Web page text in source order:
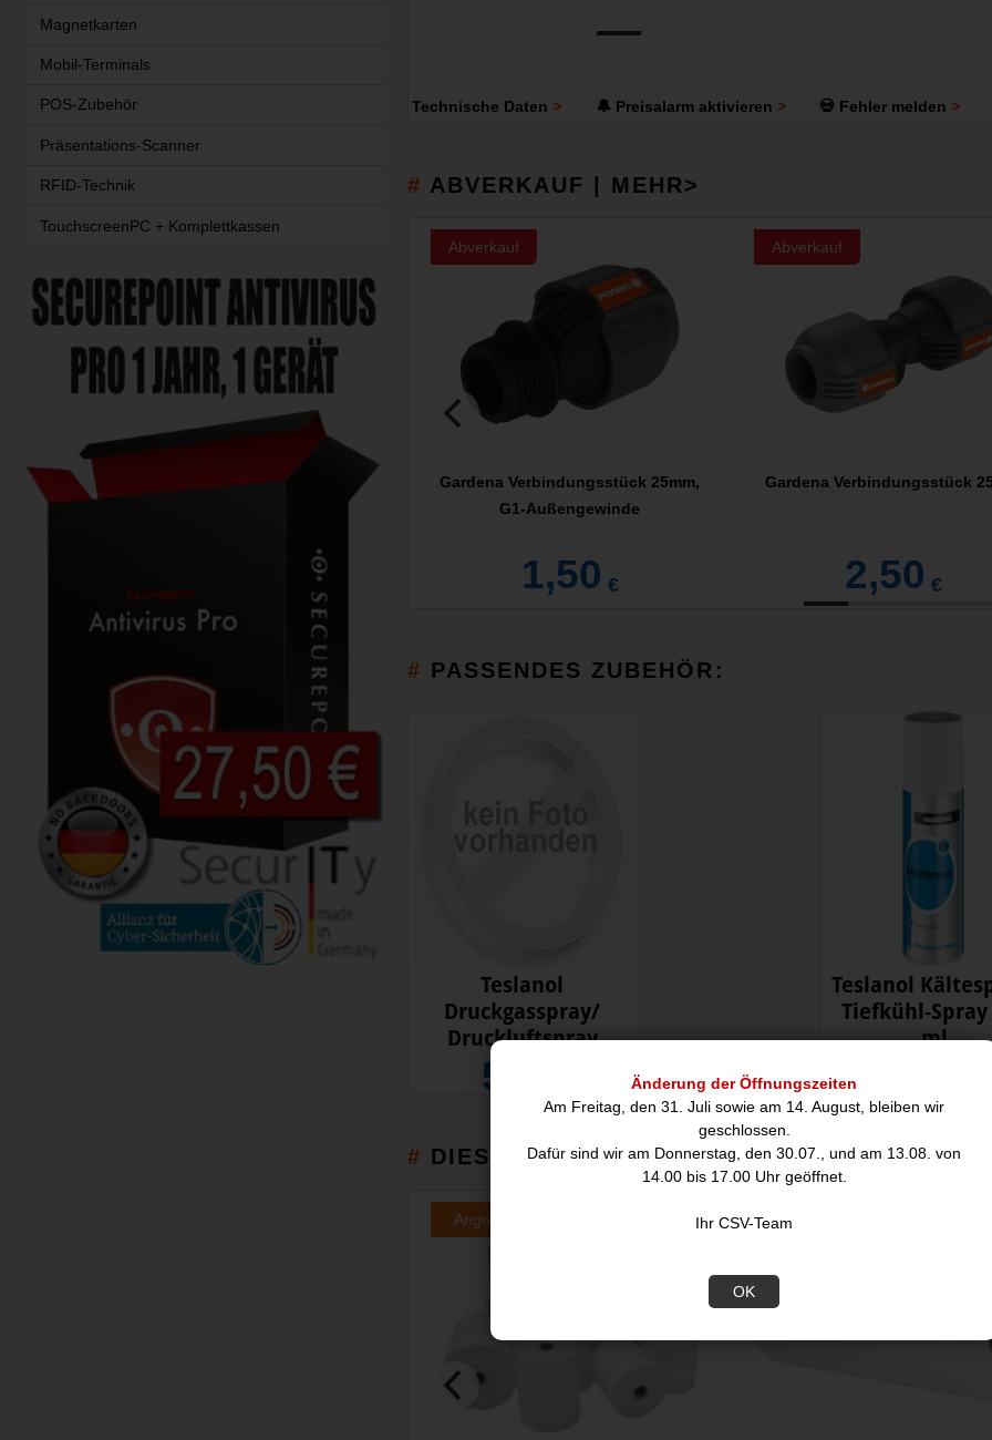
Änderung der Öffnungszeiten
Am Freitag, den 31. Juli sowie am 14. August, bleiben wir
geschlossen.
Dafür sind wir am Donnerstag, den 30.07., und am 13.08. von
14.00 bis 17.00 Uhr geöffnet.
Ihr CSV-Team
OK
Technische Daten 🔔 Preisalarm aktivieren 💀 Fehler melden
ABVERKAUF | MEHR>
Abverkauf
Gardena Verbindungsstück 25mm,
G1-Außengewinde
1,50 €
Abverkauf
Gardena Verbindungsstück
2,50 €
PASSENDES ZUBEHÖR:
Teslanol
Druckgasspray/
Druckluftspray
5,00
Teslanol
Tiefkühl-Spray
ml
DIESE ARTIKEL KÖNNTEN SIE AUCH
Angebot Angebot
Magnetkarten
Mobil-Terminals
POS-Zubehör
Präsentations-Scanner
RFID-Technik
TouchscreenPC + Komplettkassen